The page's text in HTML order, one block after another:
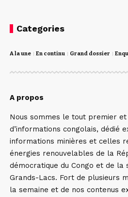
Categories
A la une En continu Grand dossier
A propos
Nous sommes le tout premier
d’informations congolais, dédié
informations minières et celles
énergies renouvelables de la
démocratique du Congo et de la
Grands-Lacs. Fort de plusieurs
la semaine et de nos contenus